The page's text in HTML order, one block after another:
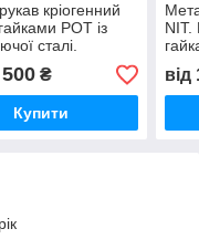
кріогенний
РОТ із
сталі.
₴
Купити
NIT.
від